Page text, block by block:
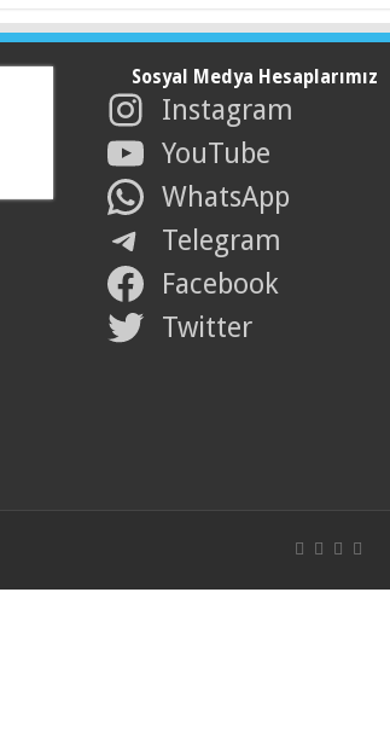
Sosyal Medya Hesaplarımız
Instagram
YouTube
WhatsApp
Telegram
Facebook
Twitter